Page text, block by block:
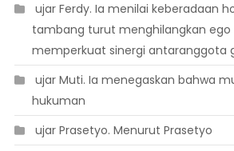
 ujar Ferdy. Ia menilai keberadaan
tambang turut menghilangkan ego
memperkuat sinergi antaranggota
 ujar Muti. Ia menegaskan bahwa
hukuman
 ujar Prasetyo. Menurut Prasetyo